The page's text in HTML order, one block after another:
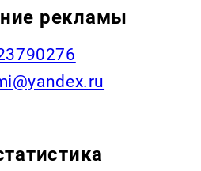
рекламы